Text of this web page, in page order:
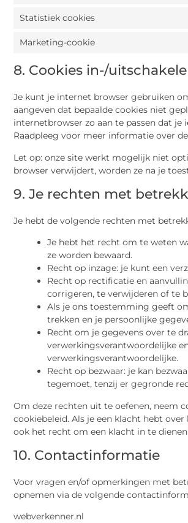
Statistiek cookies
Marketing-cookie
8. Cookies in-/
Je kunt je internet browser gebruiken
aangeven dat bepaalde cookies niet
internetbrowser zo aan te passen dat
Raadpleeg voor meer informatie over
Let op: onze site werkt mogelijk niet
browser verwijdert, worden ze na je
9. Je rechten met
Je hebt de volgende rechten met
Je hebt het recht om te weten
ze worden bewaard.
Recht op inzage: je kunt een
Recht op rectificatie en
corrigeren, te verwijderen of te
Als je ons toestemming geeft
trekken en je persoonlijke
Recht om je gegevens over te
verwerkingsverantwoordelijke
verwerkingsverantwoordelijke.
Recht op bezwaar: je kan
tegemoet, tenzij er gegronde
Om deze rechten uit te oefenen, neem
cookiebeleid. Als je een klacht hebt
ook het recht om een klacht in te
10. Contactinformatie
Voor vragen en/of opmerkingen met
opnemen via de volgende
webverkenner.nl